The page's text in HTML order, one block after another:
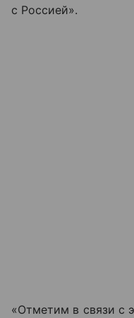
с Россией».
«Отметим в связи с